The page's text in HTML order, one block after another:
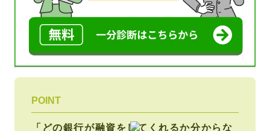
POINT
「どの銀行が融資をしてくれるか分からな